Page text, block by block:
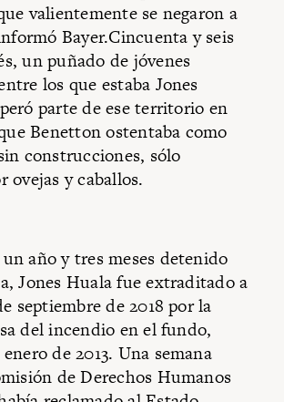
valientemente se negaron a
Bayer.Cincuenta y seis
un puñado de jóvenes
los que estaba Jones
parte de ese territorio en
Benetton ostentaba como
construcciones, sólo
ovejas y caballos.
año y tres meses detenido
Jones Huala fue extraditado a
septiembre de 2018 por la
del incendio en el fundo,
de 2013. Una semana
de Derechos Humanos